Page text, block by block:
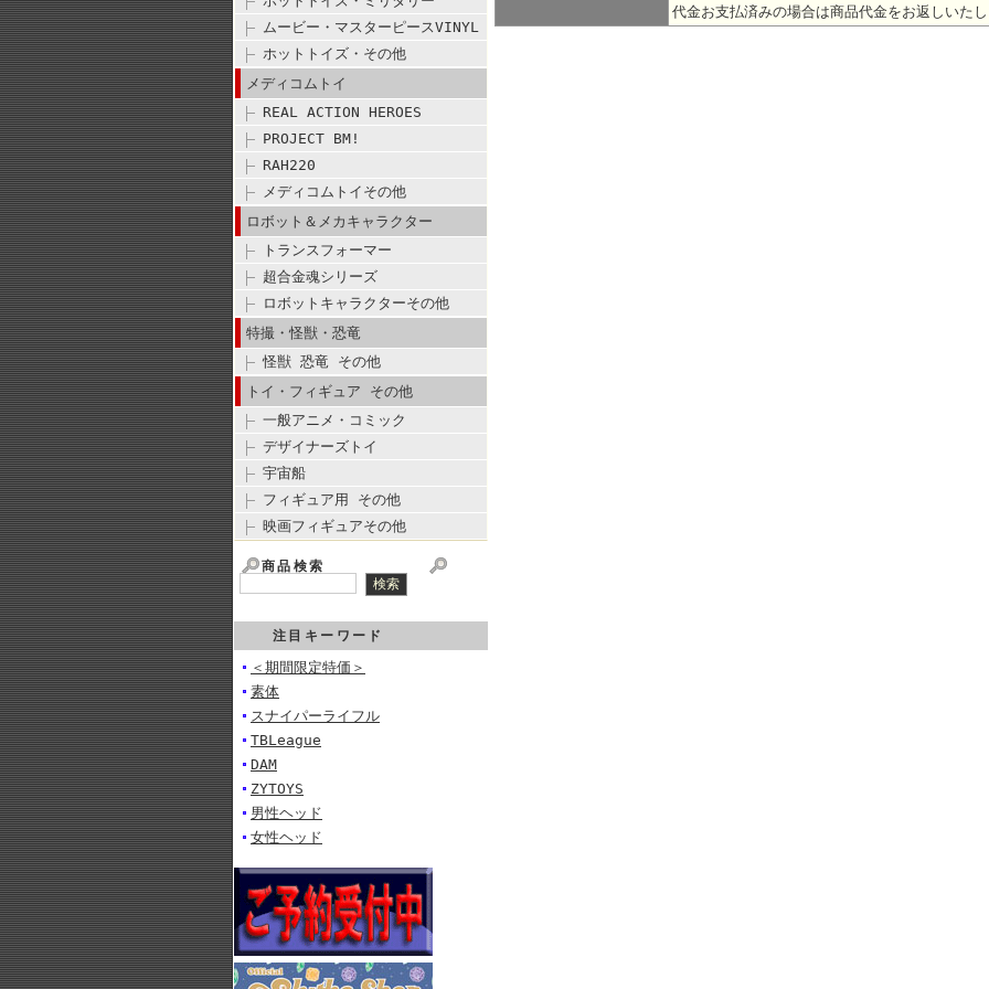
ムービー・マスターピースVINYL
ホットトイズ・その他
メディコムトイ
REAL ACTION HEROES
PROJECT BM!
RAH220
メディコムトイその他
ロボット＆メカキャラクター
トランスフォーマー
超合金魂シリーズ
ロボットキャラクターその他
特撮・怪獣・恐竜
怪獣 恐竜 その他
トイ・フィギュア その他
一般アニメ・コミック
デザイナーズトイ
宇宙船
フィギュア用 その他
映画フィギュアその他
商品検索
注目キーワード
＜期間限定特価＞
素体
スナイパーライフル
TBLeague
DAM
ZYTOYS
男性ヘッド
女性ヘッド
代金お支払済みの場合は商品代金をお返しいた